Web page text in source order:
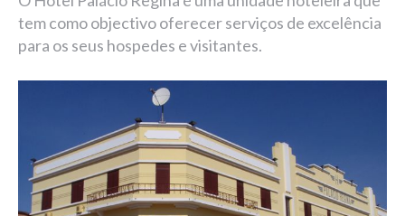
tem como objectivo oferecer serviços de excelência
para os seus hospedes e visitantes.